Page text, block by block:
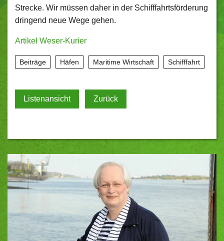
Strecke. Wir müssen daher in der Schifffahrtsförderung
dringend neue Wege gehen.
Artikel Weser-Kurier
Beiträge Häfen Maritime Wirtschaft Schifffahrt
Listenansicht Zurück